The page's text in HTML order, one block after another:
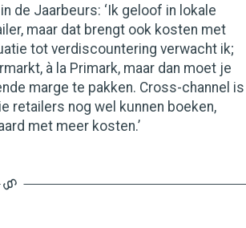
de Jaarbeurs: ‘Ik geloof in lokale
maar dat brengt ook kosten met
tot verdiscountering verwacht ik;
à la Primark, maar dan moet je
marge te pakken. Cross-channel is
retailers nog wel kunnen boeken,
met meer kosten.’